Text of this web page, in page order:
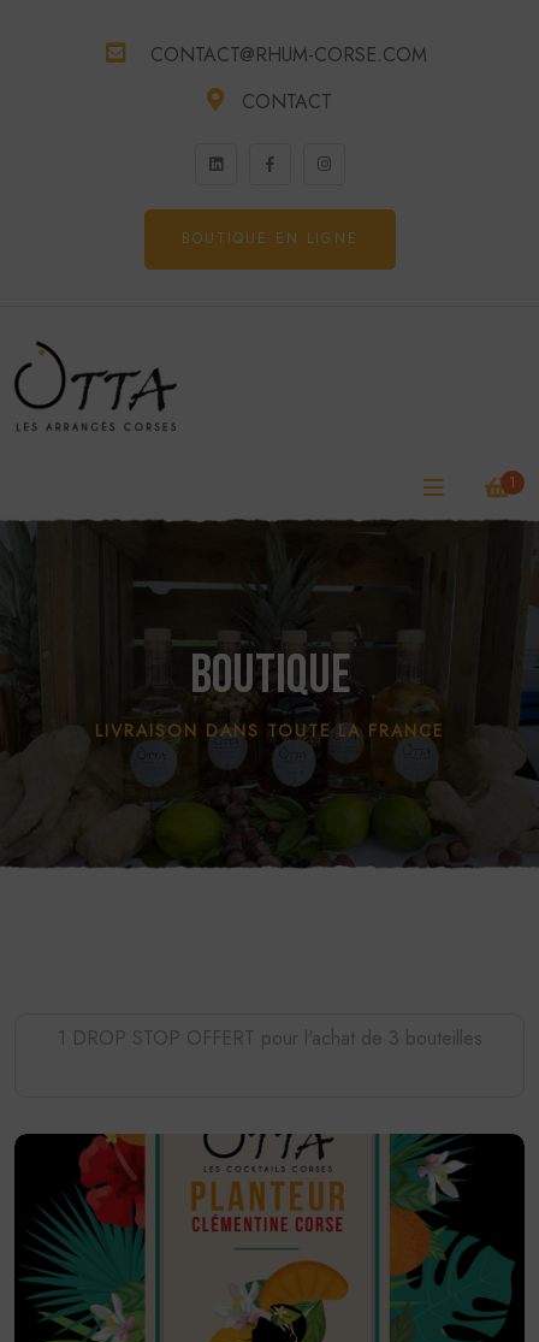
CONTACT@RHUM-CORSE.COM
CONTACT
BOUTIQUE EN LIGNE
1
Boutique
LIVRAISON DANS TOUTE LA FRANCE
1 DROP STOP OFFERT pour l'achat de 3 bouteilles